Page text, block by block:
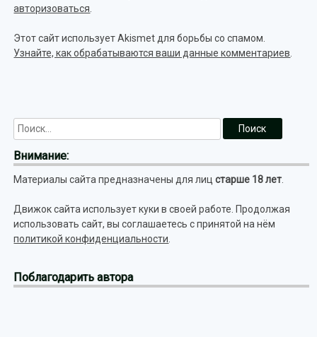
авторизоваться
Этот сайт использует Akismet для борьбы со спамом.
Узнайте, как обрабатываются ваши данные комментариев
Внимание:
Материалы сайта предназначены для лицстарше 18 лет
Движок сайта использует куки в своей работе. Продолжая
использовать сайт, вы соглашаетесь с принятой на нём
политикой конфиденциальности
Поблагодарить автора